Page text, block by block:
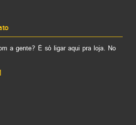
a gente? É só ligar aqui pra loja. No